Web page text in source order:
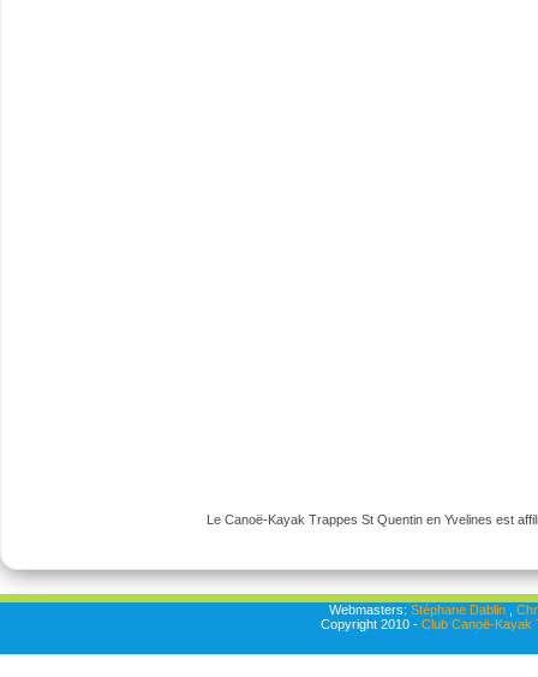
Le Canoë-Kayak Trappes St Quentin en Yvelines est
Webmasters: Stéphane Dablin,
Copyright 2010 - Club Canoë-Kayak